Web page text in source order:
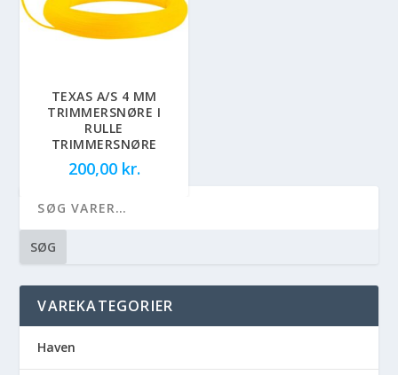
TEXAS A/S 4 MM
TRIMMERSNØRE I
RULLE
TRIMMERSNØRE
200,00 kr.
SØG
VAREKATEGORIER
Haven